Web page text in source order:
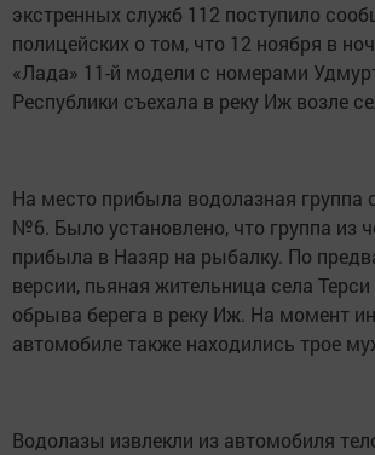
экстренных служб 112 поступило
полицейских о том, что 12 ноября в
«Лада» 11-й модели с номерами
Республики съехала в реку Иж возле
На место прибыла водолазная группа
№6. Было установлено, что группа из
прибыла в Назяр на рыбалку. По
версии, пьяная жительница села
обрыва берега в реку Иж. На момент
автомобиле также находились трое
Водолазы извлекли из автомобиля